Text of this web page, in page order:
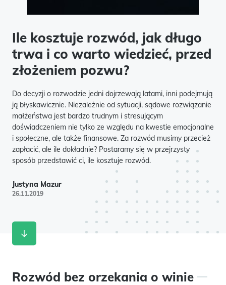
Ile kosztuje rozwód, jak długo
trwa i co warto wiedzieć, przed
złożeniem pozwu?
Do decyzji o rozwodzie jedni dojrzewają latami, inni podejmują
ją błyskawicznie. Niezależnie od sytuacji, sądowe rozwiązanie
małżeństwa jest bardzo trudnym i stresującym
doświadczeniem nie tylko ze względu na kwestie emocjonalne
i społeczne, ale także finansowe. Za rozwód musimy przecież
zapłacić, ale ile dokładnie? Postaramy się w przejrzysty
sposób przedstawić ci, ile kosztuje rozwód.
Justyna Mazur
26.11.2019
Rozwód bez orzekania o winie